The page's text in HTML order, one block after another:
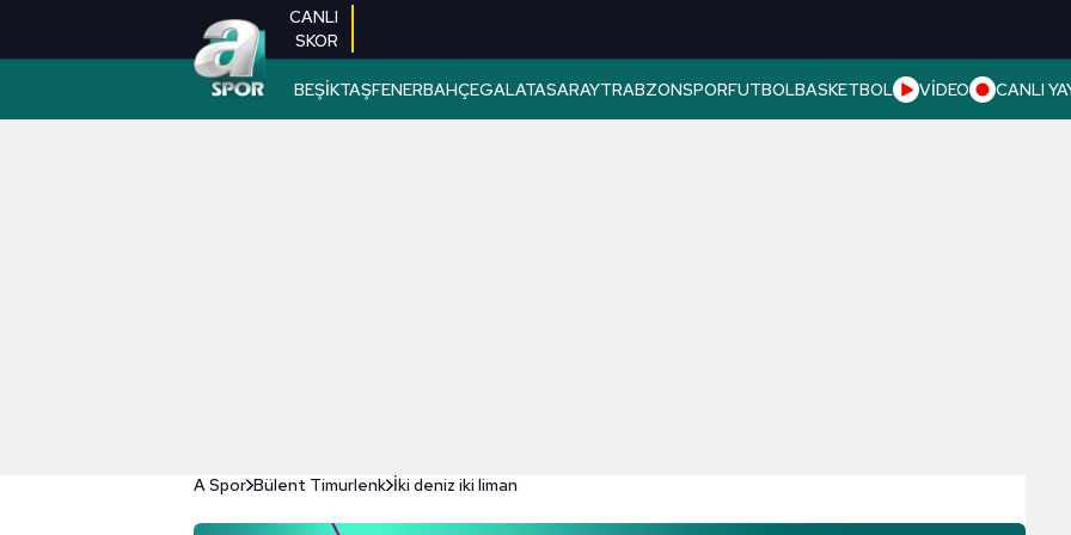
CANLI
SKOR
BEŞİKTAŞFENERBAHÇEGALATASARAYTRABZONSPORFUTBOLBASKETBOL VİDEO CANLI
A Spor Bülent Timurlenk İki deniz iki liman